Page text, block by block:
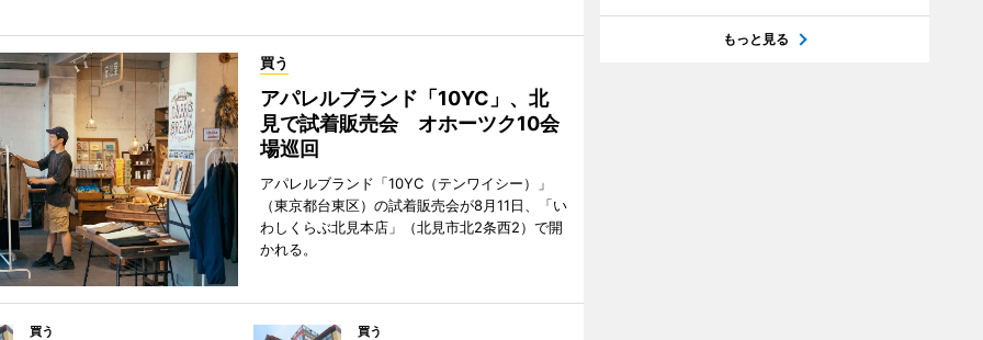
買う
アパレルブランド「10YC」、北
見で試着販売会 オホーツク10会
場巡回
アパレルブランド「10YC（テンワイシー）」
（東京都台東区）の試着販売会が8月11日、「い
わしくらぶ北見本店」（北見市北2条西2）で開
かれる。
買う 買う
もっと見る